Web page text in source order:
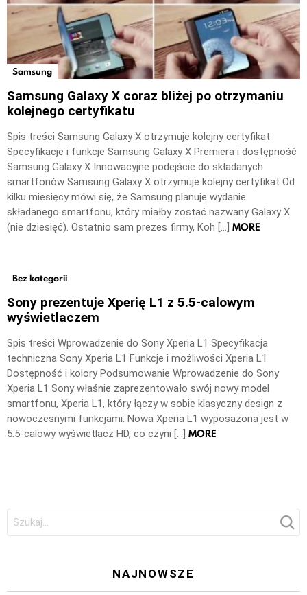
Samsung
Samsung Galaxy X coraz bliżej po otrzymaniu
kolejnego certyfikatu
Spis treści Samsung Galaxy X otrzymuje kolejny certyfikat
Specyfikacje i funkcje Samsung Galaxy X Premiera i dostępność
Samsung Galaxy X Innowacyjne podejście do składanych
smartfonów Samsung Galaxy X otrzymuje kolejny certyfikat Od
kilku miesięcy mówi się, że Samsung planuje wydanie
składanego smartfonu, który miałby zostać nazwany Galaxy X
(nie dziesięć). Ostatnio sam prezes firmy, Koh […] MORE
Bez kategorii
Sony prezentuje Xperię L1 z 5.5-calowym
wyświetlaczem
Spis treści Wprowadzenie do Sony Xperia L1 Specyfikacja
techniczna Sony Xperia L1 Funkcje i możliwości Xperia L1
Dostępność i kolory Podsumowanie Wprowadzenie do Sony
Xperia L1 Sony właśnie zaprezentowało swój nowy model
smartfonu, Xperia L1, który łączy w sobie klasyczny design z
nowoczesnymi funkcjami. Nowa Xperia L1 wyposażona jest w
5.5-calowy wyświetlacz HD, co czyni […] MORE
Szukaj:
NAJNOWSZE